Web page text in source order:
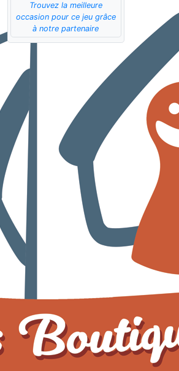
Trouvez la meilleure
occasion pour ce jeu grâce
à notre partenaire